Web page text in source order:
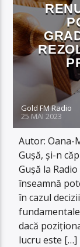
Gold FM Radio
25 MAI 2023
Autor: Oana-
Gușă, și-n
Gușă la
înseamnă
în cazul
dacă
lucru este […]